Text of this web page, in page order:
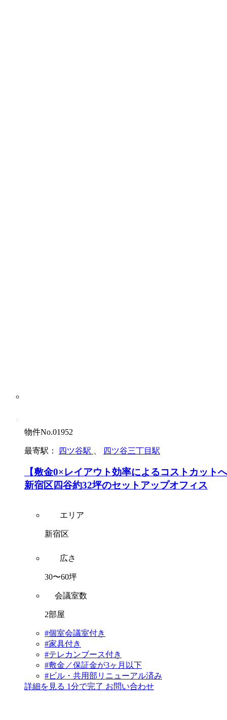
物件No.01952
最寄駅： 四ツ谷駅 四ツ谷三丁目駅
【敷金0×レイアウト効率によるコストカット
新宿区四谷約32坪のセットアップオフィス
エリア
新宿区
広さ
30〜60坪
会議室数
2部屋
#個室会議室付き
#家具付き
#テレカンブース付き
#敷金／保証金が3ヶ月以下
#ビル・共用部リニューアル済み
詳細を見る 1分で完了 お問い合わせ